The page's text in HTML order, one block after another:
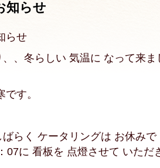
知らせ
らせ
、冬らしい 気温に なって来ま
です。
ばらく ケータリングは お休みで
07に 看板を 点燈させて いただ